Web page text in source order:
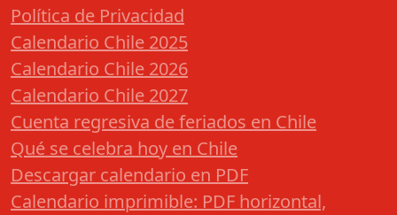
Política de Privacidad
Calendario Chile 2025
Calendario Chile 2026
Calendario Chile 2027
Cuenta regresiva de feriados en Chile
Qué se celebra hoy en Chile
Descargar calendario en PDF
Calendario imprimible: PDF horizontal,